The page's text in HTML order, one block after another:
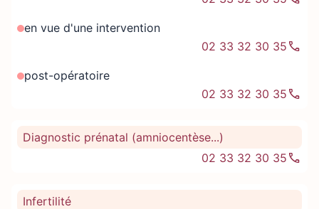
en vue d'une intervention
02 33 32 30 35
post-opératoire
02 33 32 30 35
Diagnostic prénatal (amniocentèse...)
02 33 32 30 35
Infertilité